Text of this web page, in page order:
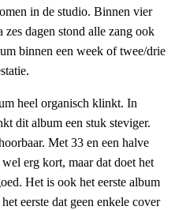
in de studio. Binnen vier
dagen stond alle zang ook
binnen een week of twee/drie
heel organisch klinkt. In
dit album een stuk steviger.
Met 33 en een halve
erg kort, maar dat doet het
Het is ook het eerste album
eerste dat geen enkele cover